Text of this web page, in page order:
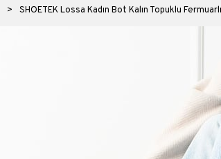
> SHOETEK Lossa Kadın Bot Kalın Topuklu Fermuarlı